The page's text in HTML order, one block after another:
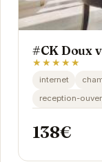
#CK Doux
★★★★★
internet
reception-
138€